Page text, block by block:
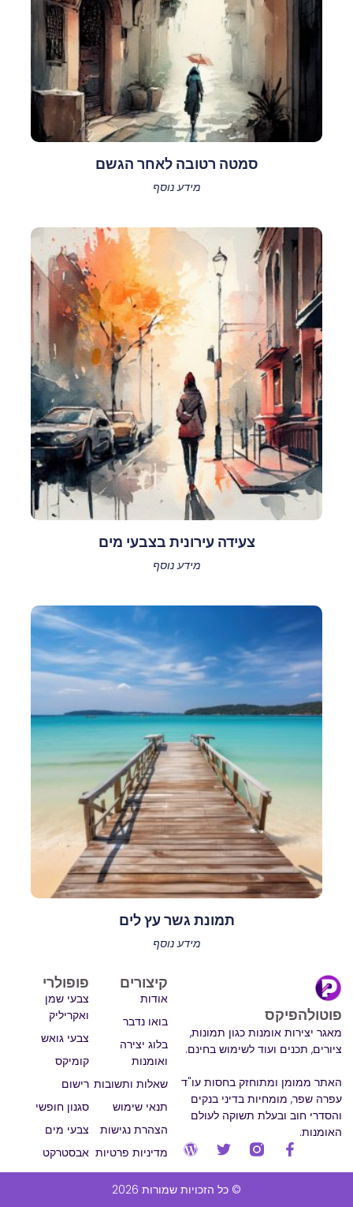
סמטה רטובה לאחר הגשם
מידע נוסף
צעידה עירונית בצבעי מים
מידע נוסף
תמונת גשר עץ לים
מידע נוסף
פוטולהפיקס
מאגר יצירות אומנות כגון תמונות,
ציורים, תכנים ועוד לשימוש בחינם.
האתר ממומן ומתוחזק בחסות עו"ד
עפרה שפר, מומחיות בדיני בנקים
והסדרי חוב ובעלת תשוקה לעולם
האומנות.
קיצורים
אודות
בואו נדבר
בלוג יצירה
ואומנות
שאלות ותשובות
תנאי שימוש
הצהרת נגישות
מדיניות פרטיות
פופולרי
צבעי שמן
ואקריליק
צבעי גואש
קומיקס
רישום
סגנון חופשי
צבעי מים
אבסטרקט
© כל הזכויות שמורות 2026